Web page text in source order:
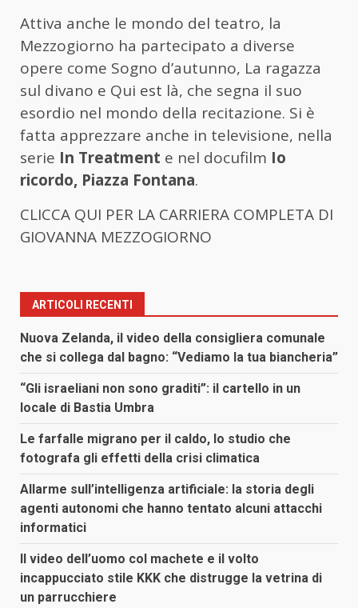
Attiva anche le mondo del teatro, la
Mezzogiorno ha partecipato a diverse
opere come Sogno d’autunno, La ragazza
sul divano e Qui est là, che segna il suo
esordio nel mondo della recitazione. Si è
fatta apprezzare anche in televisione, nella
serie In Treatment e nel docufilm Io
ricordo, Piazza Fontana.
CLICCA QUI PER LA CARRIERA COMPLETA DI
GIOVANNA MEZZOGIORNO
ARTICOLI RECENTI
Nuova Zelanda, il video della consigliera comunale
che si collega dal bagno: “Vediamo la tua biancheria”
“Gli israeliani non sono graditi”: il cartello in un
locale di Bastia Umbra
Le farfalle migrano per il caldo, lo studio che
fotografa gli effetti della crisi climatica
Allarme sull’intelligenza artificiale: la storia degli
agenti autonomi che hanno tentato alcuni attacchi
informatici
Il video dell’uomo col machete e il volto
incappucciato stile KKK che distrugge la vetrina di
un parrucchiere